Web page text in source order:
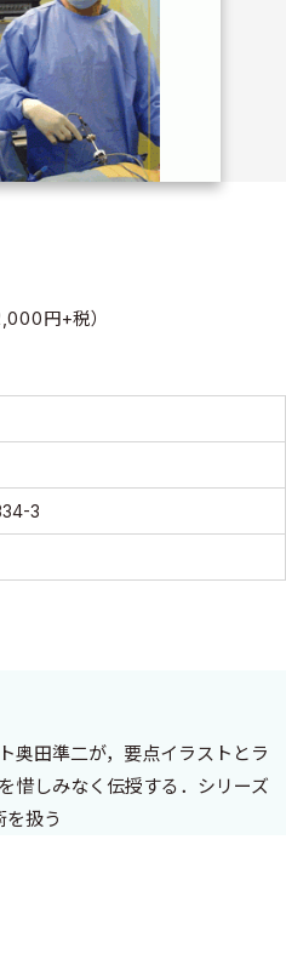
円+税）
3
奥田準二が，要点イラストとラ
惜しみなく伝授する．シリーズ
扱う